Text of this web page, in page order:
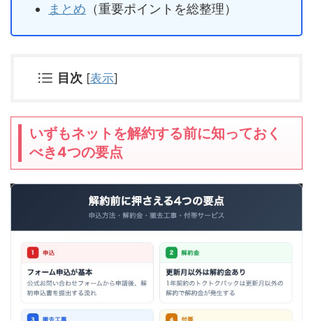
まとめ （重要ポイントを総整理）
目次 [表示]
いずもネットを解約する前に知っておく
べき4つの要点